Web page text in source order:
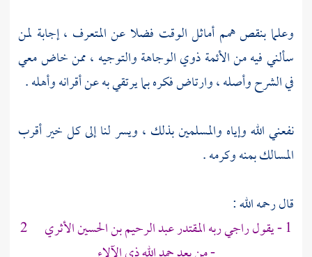
وعلما بنقص همم أماثل الوقت فضلا عن المتعرف ، إجابة لمن
سألني فيه من الأئمة ذوي الوجاهة والتوجيه ، ممن خاض معي
في الشرح وأصله ، وارتاض فكره بما يرتقي به عن أقرانه وأهله .
نفعني الله وإياه والمسلمين بذلك ، ويسر لنا إلى كل خير أقرب
المسالك بمنه وكرمه .
قال رحمه الله :
1 - يقول راجي ربه المقتدر
عبد الرحيم بن الحسين الأثري
2